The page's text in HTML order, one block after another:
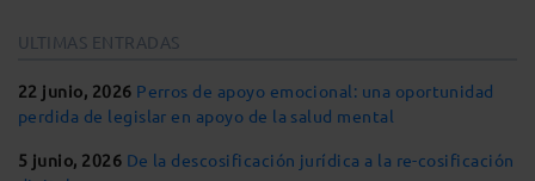
ULTIMAS ENTRADAS
22 junio, 2026 Perros de apoyo emocional: una oportunidad
perdida de legislar en apoyo de la salud mental
5 junio, 2026 De la descosificación jurídica a la re-cosificación